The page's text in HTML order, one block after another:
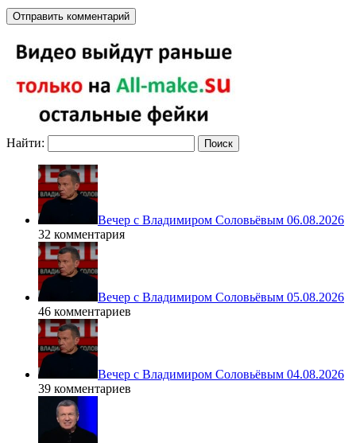
Найти:
Вечер с Владимиром Соловьёвым 06.08.2026
32 комментария
Вечер с Владимиром Соловьёвым 05.08.2026
46 комментариев
Вечер с Владимиром Соловьёвым 04.08.2026
39 комментариев